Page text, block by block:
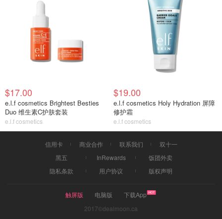
$17.00
e.l.f cosmetics Brightest Besties
Duo 维生素C护肤套装
e.l.f cosmetics
$19.00
e.l.f cosmetics Holy Hydration 屏障
修护霜
e.l.f cosmetics
信用卡 商业合作 联系我们
双十一
黑五
InRewards
饭团外卖
隐私条款
用户协议 版权声明
触屏版 电脑版
下载App
2017©dealmoon.ca